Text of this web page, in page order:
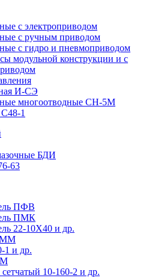
с электроприводом
с ручным приводом
с гидро и пневмоприводом
модульной конструкции и с
И-СЭ
многоотводные СН-5М
1
БДИ
63
ПФВ
ПМК
22-10Х40 и др.
1 и др.
10-160-2 и др.